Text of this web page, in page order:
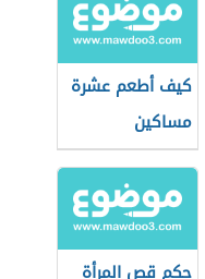
كيف أطعم عشرة
مساكين
حكم قص المرأة